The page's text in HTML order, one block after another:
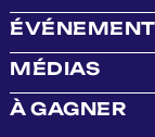
MÉDIAS
À GAGNER